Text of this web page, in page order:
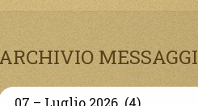
ARCHIVIO MESSAGGI